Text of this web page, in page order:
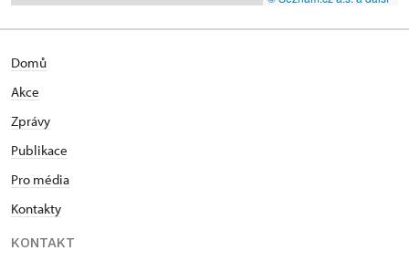
Domů
Akce
Zprávy
Publikace
Pro média
Kontakty
KONTAKT